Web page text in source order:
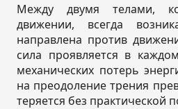
Между двумя телами,
движении, всегда
направлена против
сила проявляется в
механических потерь
на преодоление трения
теряется без практической